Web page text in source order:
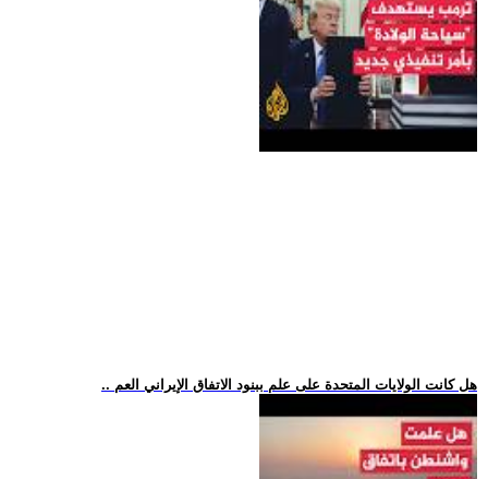
.. هل كانت الولايات المتحدة على علم ببنود الاتفاق الإيراني العم